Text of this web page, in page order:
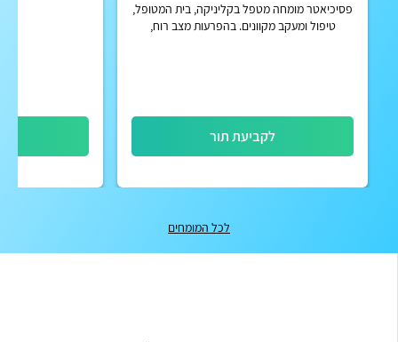
פסיכיאטר מומחה מטפל בקליניקה, בית המטופל,
טיפול ומעקב מקוונים. בהפרעות מצב רוח,
לקביעת תור
לכל המומחים